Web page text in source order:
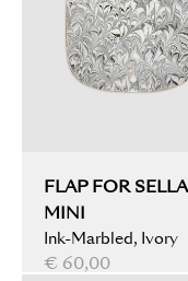
FLAP FOR SELLA
MINI
Ink-Marbled, Ivory
€ 60,00